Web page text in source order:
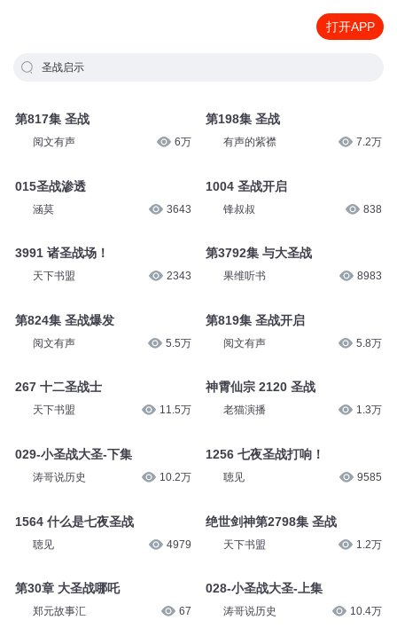
打开APP
圣战启示
第817集 圣战
阅文有声 6万
015圣战渗透
涵莫 3643
3991 诸圣战场！
天下书盟 2343
第824集 圣战爆发
阅文有声 5.5万
267 十二圣战士
天下书盟 11.5万
029-小圣战大圣-下集
涛哥说历史 10.2万
1564 什么是七夜圣战
聴见 4979
第30章 大圣战哪吒
郑元故事汇 67
第198集 圣战
有声的紫襟 7.2万
1004 圣战开启
锋叔叔 838
第3792集 与大圣战
果维听书 8983
第819集 圣战开启
阅文有声 5.8万
神霄仙宗 2120 圣战
老猫演播 1.3万
1256 七夜圣战打响！
聴见 9585
绝世剑神第2798集 圣战
天下书盟 1.2万
028-小圣战大圣-上集
涛哥说历史 10.4万